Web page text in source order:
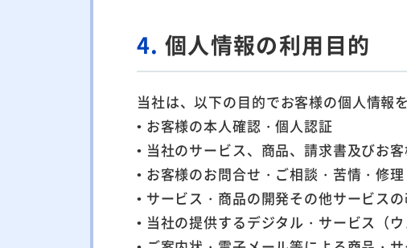
4. 個人情報の利用目的
当社は、以下の目的でお客様の個人情報
• お客様の本人確認・個人認証
• 当社のサービス、商品、請求書及びお
• お客様のお問合せ・ご相談・苦情・修
• サービス・商品の開発その他サービス
• 当社の提供するデジタル・サービス（